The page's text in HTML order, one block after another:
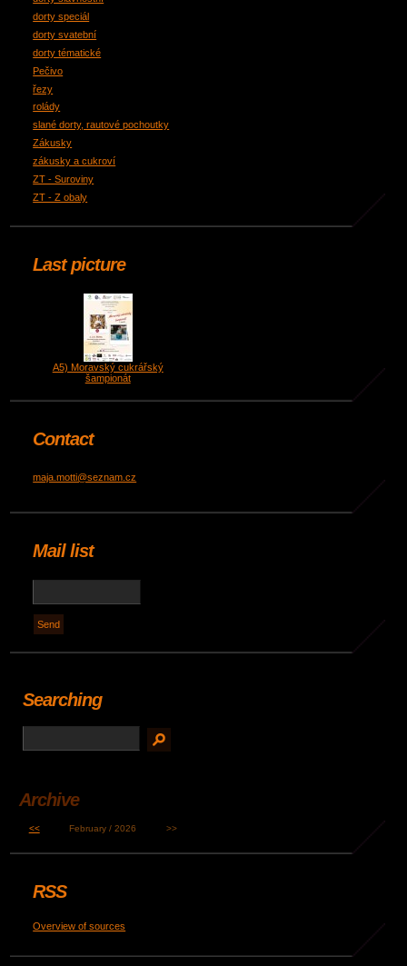
dorty speciál
dorty svatební
dorty tématické
Pečivo
řezy
rolády
slané dorty, rautové pochoutky
Zákusky
zákusky a cukroví
ZT - Suroviny
ZT - Z obaly
Last picture
A5) Moravský cukrářský
šampionát
Contact
maja.motti@seznam.cz
Mail list
Searching
Archive
<< February / 2026 >>
RSS
Overview of sources